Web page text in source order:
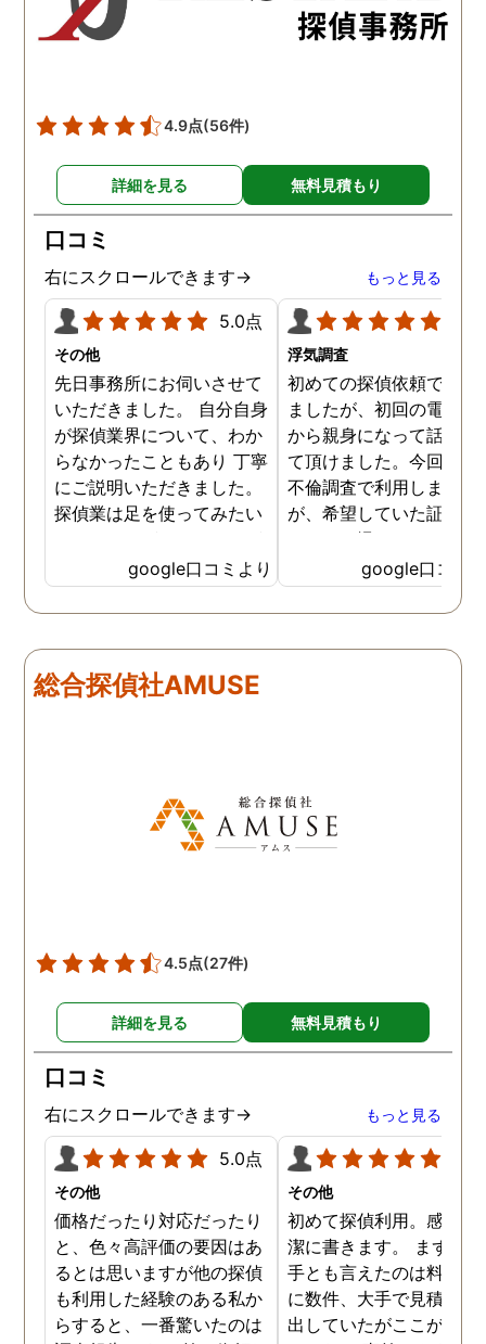
た。調査では夫が不倫相
の自宅に頻繁に訪れる様
務所に関しても調べてく
ていて、周りの人たちの
かげで夫と離婚ができそ
4.9点(56件)
詳細を見る 無料見積もり
口コミ
右にスクロールできます→ もっと見る
5.0点
その他
先日事務所にお伺いさせて
いただきました。 自分自身
が探偵業界について、わか
らなかったこともあり 丁寧
にご説明いただきました。
探偵業は足を使ってみたい
SNSなどの知識も豊富で、
色んな視点から対応されて
います。 他の口コミにもあ
金が安く明確で親身になっ
て対応いただける探偵さん
google口コミより
浮気調査
初めての探偵依頼で緊張
ましたが、初回の電話相
から親身になって話を聞
て頂けました。今回、夫
不倫調査で利用しました
が、希望していた証拠を
っかりと撮ってもらうこ
が出来ました。調査中も
動きがある度に細かく報
してくださり、安心しま
読めない中、柔軟に対応
す。
google口コミ
総合探偵社AMUSE
4.5点(27件)
詳細を見る 無料見積もり
口コミ
右にスクロールできます→ もっと見る
5.0点
その他
価格だったり対応だったり
と、色々高評価の要因はあ
るとは思いますが他の探偵
も利用した経験のある私か
らすると、一番驚いたのは
その他
初めて探偵利用。感想を
潔に書きます。 まず、
手とも言えたのは料金。
に数件、大手で見積もり
出していたがここが一番